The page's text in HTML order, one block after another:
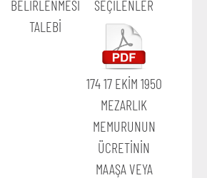
BELİRLENMESİ
TALEBİ
SEÇİLENLER
174 17 EKİM 1950
MEZARLIK
MEMURUNUN
ÜCRETİNİN
MAAŞA VEYA